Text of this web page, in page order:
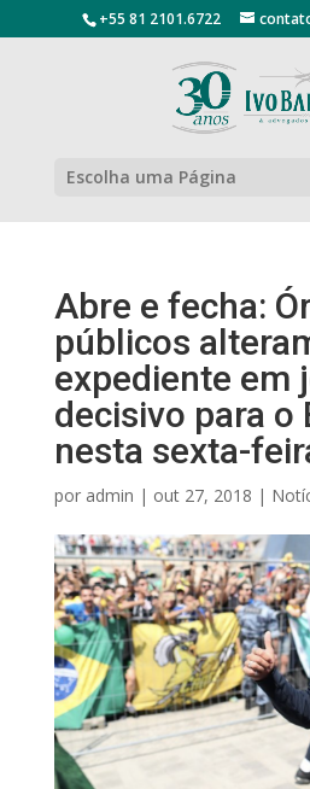
+55 81 2101.6722
Escolha uma Página
Abre e fecha:
públicos
expediente em
decisivo para o
nesta sexta-
por admin | out 27, 2018 |